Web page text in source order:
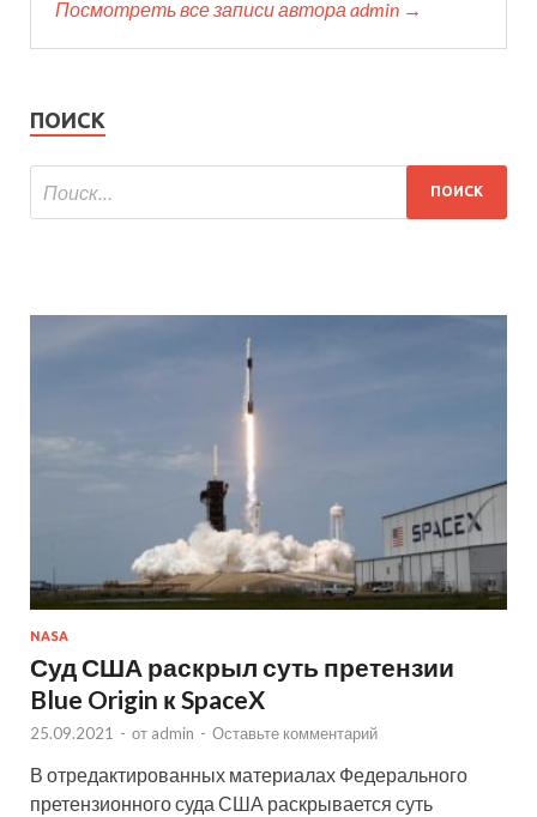
Посмотреть все записи автора admin →
ПОИСК
NASA
Суд США раскрыл суть претензии
Blue Origin к SpaceX
25.09.2021 - от admin - Оставьте комментарий
В отредактированных материалах Федерального
претензионного суда США раскрывается суть